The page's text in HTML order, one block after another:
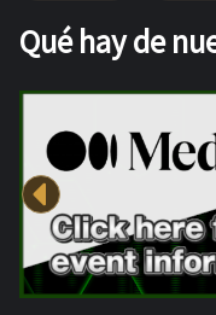
Qué hay de